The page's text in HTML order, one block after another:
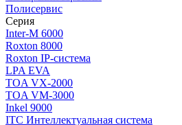
Полисервис
Серия
Inter-M 6000
Roxton 8000
Roxton IP-система
LPA EVA
TOA VX-2000
TOA VM-3000
Inkel 9000
ITC Интеллектуальная система